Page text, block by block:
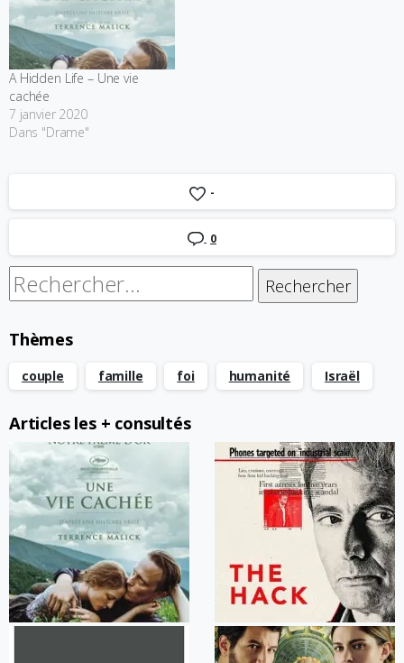
A Hidden Life – Une vie
cachée
7 janvier 2020
Dans "Drame"
-
0
Rechercher :
Thèmes
couple famille foi humanité Israël
Articles les + consultés